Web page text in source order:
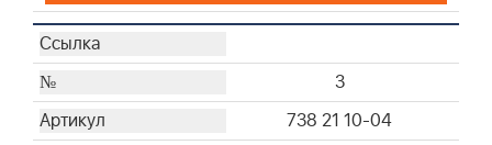
3
738 21 10-04